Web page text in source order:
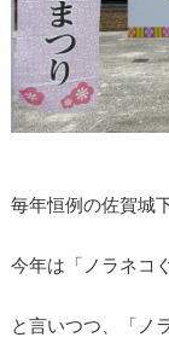
毎年恒例の佐賀城
今年は「ノラネコ
と言いつつ、「ノ